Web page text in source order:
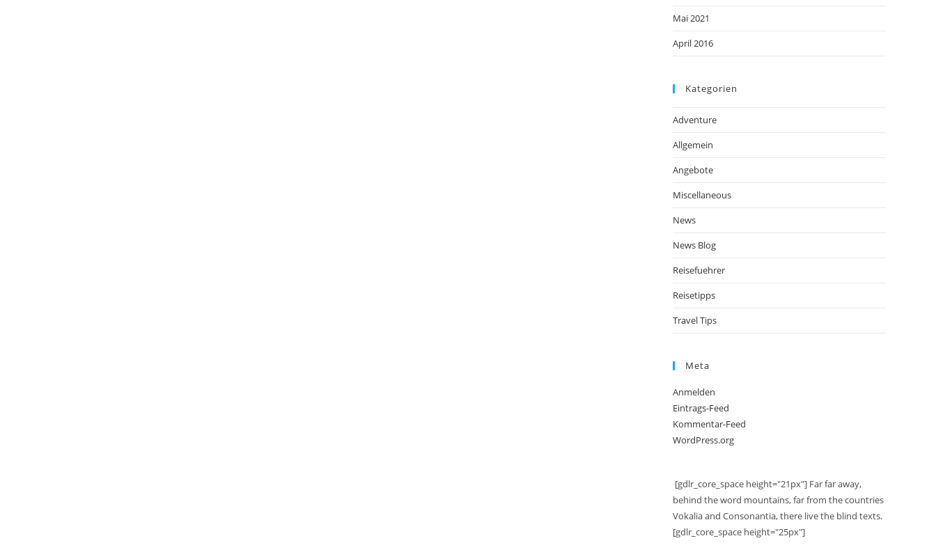
Mai 2021
April 2016
Kategorien
Adventure
Allgemein
Angebote
Miscellaneous
News
News Blog
Reisefuehrer
Reisetipps
Travel Tips
Meta
Anmelden
Eintrags-Feed
Kommentar-Feed
WordPress.org
[gdlr_core_space height="21px"] Far far away,
behind the word mountains, far from the countries
Vokalia and Consonantia, there live the blind texts.
[gdlr_core_space height="25px"]